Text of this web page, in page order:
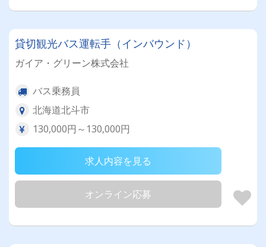
貸切観光バス運転手（インバウンド）
ガイア・グリーン株式会社
バス乗務員
北海道北斗市
130,000円～130,000円
求人内容を見る
オンライン応募